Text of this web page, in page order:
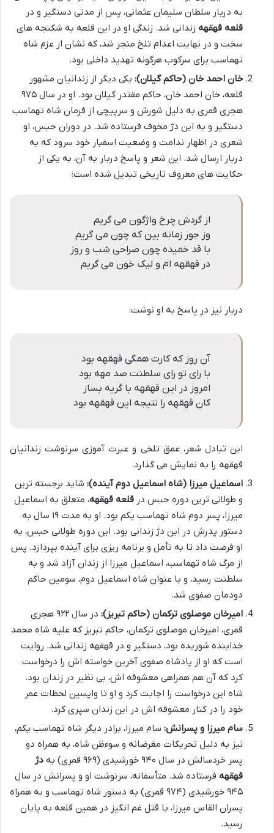
به دربار سلطان سلیمان عثمانی، پس از مدتی دستگیر و در
قلعه قهقهه زندانی شد. زندگی او در این قلعه به شکنجه های
سخت و در نهایت اعدام تلخ منجر شد، که نشان از عزم شاه
تهماسب برای سرکوب هرگونه تهدید داخلی بود.
خان احمد خان (حاکم گیلان): یکی دیگر از زندانیان مشهور
قلعه، خان احمد خان، حاکم مقتدر گیلان بود. او در سال ۹۷۵
هجری قمری به دلیل شورش و سرپیچی از فرمان شاه تهماسب
دستگیر و به این دژ مخوف فرستاده شد. در دوران حبس، او
شعری در اظهار ندامت و وضعیت اسفبار خود سرود که به
دربار ارسال شد. این شعر و پاسخ دربار به آن، به یکی از
حکایت های معروف تاریخی تبدیل شده است:
از گردش چرخ واژگون می گریم
وز جور زمانه بین که چون می گریم
با قد خمیده چون صراحی شب و روز
در قهقهه ام و لیک خون می گریم
دربار نیز در پاسخ به او نوشت:
آن روز که کارت همگی قهقهه بود
با رای تو رای سلطنت صد مهه بود
امروز در این قهقهه با گریه بساز
کان قهقهه را نتیجه این قهقهه بود
این تبادل شعر، عمق تلخی و عبرت آموزی سرنوشت زندانیان
قهقهه را به نمایش می گذارد.
اسماعیل میرزا (شاه اسماعیل دوم آینده): شاید برجسته ترین
و طولانی ترین دوره حبس در قلعه قهقهه، متعلق به اسماعیل
میرزا، پسر دوم شاه تهماسب یکم بود. او به مدت ۱۹ سال به
دستور پدرش در این دژ زندانی بود. این دوره طولانی حبس، به
او فرصت داد تا به تأمل و برنامه ریزی برای آینده بپردازد. پس
از مرگ شاه تهماسب، اسماعیل میرزا از زندان آزاد شد و به
سلطنت رسید، و با عنوان شاه اسماعیل دوم، سومین حاکم
دودمان صفوی شد.
امیرخان موصلوی ترکمان (حاکم تبریز):
در سال ۹۲۲ هجری
قمری، امیرخان موصلوی ترکمان، حاکم تبریز که علیه شاه محمد
خدابنده شوریده بود، دستگیر و در قهقهه زندانی شد. روایت
است که او از پادشاه صفوی آخرین خواسته اش را درخواست
کرد که آن هم همراهی معشوقه اش، بی نظیر در زندان بود.
شاه این درخواست را اجابت کرد و او تا واپسین لحظات عمر
خود را در کنار معشوقه اش در این زندان سپری کرد.
سام میرزا و پسرانش: سام میرزا، برادر دیگر شاه تهماسب یکم،
نیز به دلیل تحریکات مغرضانه و سوءظن شاه، به همراه دو
پسر خردسالش در سال ۹۴۰ خورشیدی (۹۶۹ قمری) به
دژ
قهقهه فرستاده شد. متأسفانه، سرنوشت او و پسرانش در سال
۹۴۵ خورشیدی (۹۷۴ قمری) به دستور شاه تهماسب و به همراه
پسران القاس میرزا، با قتل غم انگیز در همین قلعه به پایان
رسید.